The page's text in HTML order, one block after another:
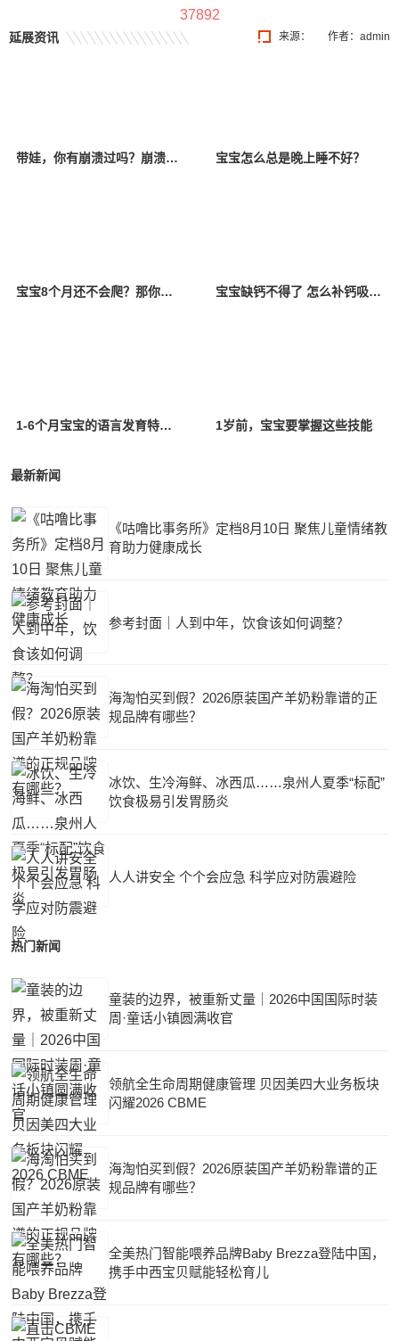
37892
来源： 作者：admin
延展资讯
带娃，你有崩溃过吗？崩溃以后该怎么办？ 宝宝怎么总是晚上睡不好？
宝宝8个月还不会爬？那你一定要看看！ 宝宝缺钙不得了 怎么补钙吸收好？
1-6个月宝宝的语言发育特点是什么？ 1岁前，宝宝要掌握这些技能
最新新闻
《咕噜比事务所》定档8月10日 聚焦儿童情绪教
育助力健康成长
参考封面｜人到中年，饮食该如何调整？
海淘怕买到假？2026原装国产羊奶粉靠谱的正
规品牌有哪些？
冰饮、生冷海鲜、冰西瓜……泉州人夏季“标配”
饮食极易引发胃肠炎
人人讲安全 个个会应急 科学应对防震避险
热门新闻
童装的边界，被重新丈量｜2026中国国际时装
周·童话小镇圆满收官
领航全生命周期健康管理 贝因美四大业务板块
闪耀2026 CBME
海淘怕买到假？2026原装国产羊奶粉靠谱的正
规品牌有哪些？
全美热门智能喂养品牌Baby Brezza登陆中国，
携手中西宝贝赋能轻松育儿